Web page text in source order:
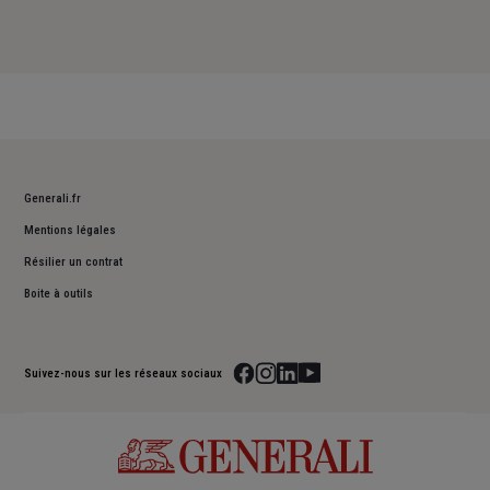
Generali.fr
Mentions légales
Résilier un contrat
Boite à outils
Suivez-nous sur les réseaux sociaux